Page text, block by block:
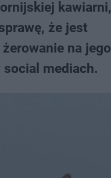
kawiarni,
że jest
na jego
mediach.